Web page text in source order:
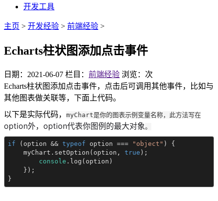
开发工具
主页 > 开发经验 > 前端经验 >
Echarts柱状图添加点击事件
日期：2021-06-07 栏目： 前端经验 浏览： 次
Echarts柱状图添加点击事件，点击后可调用其他事件，比如与
其他图表做关联等，下面上代码。
以下是实际代码， myChart是你的图表示例变量名称，此方法写在
option外， option代表你图例的最大对象。
if (option && typeof option === "object" ) {
    myChart.setOption(option,
true );
console .log(option)
    });
}